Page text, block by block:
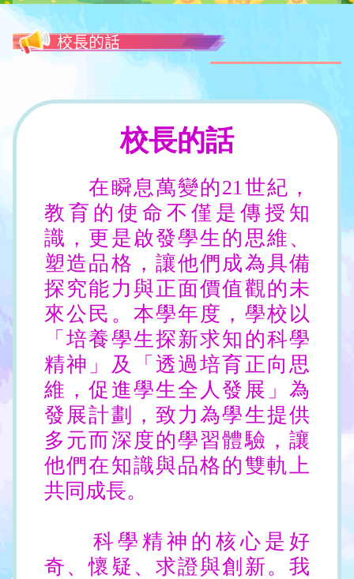
校長的話
校長的話
在瞬息萬變的21世紀，
教育的使命不僅是傳授知
識，更是啟發學生的思維、
塑造品格，讓他們成為具備
探究能力與正面價值觀的未
來公民。本學年度，學校以
「培養學生探新求知的科學
精神」及「透過培育正向思
維，促進學生全人發展」為
發展計劃，致力為學生提供
多元而深度的學習體驗，讓
他們在知識與品格的雙軌上
共同成長。
科學精神的核心是好
奇、懷疑、求證與創新。我